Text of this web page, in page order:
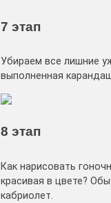
7 этап
Убираем все лишние
выполненная
8 этап
Как нарисовать
красивая в цвете?
кабриолет.